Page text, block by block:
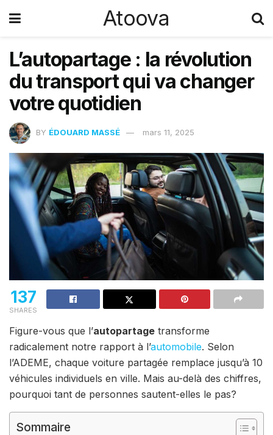
Atoova
L’autopartage : la révolution
du transport qui va changer
votre quotidien
BY ÉDOUARD MASSÉ mars 11, 2025
137
SHARES
Figure-vous que l’autopartage transforme
radicalement notre rapport à l’automobile. Selon
l’ADEME, chaque voiture partagée remplace jusqu’à 10
véhicules individuels en ville. Mais au-delà des chiffres,
pourquoi tant de personnes sautent-elles le pas?
Sommaire